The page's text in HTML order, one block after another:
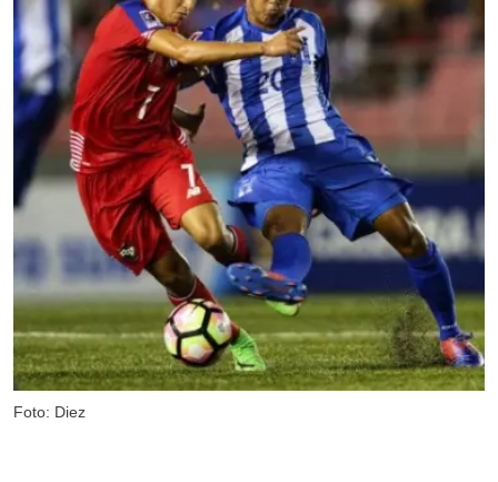
Foto: Diez